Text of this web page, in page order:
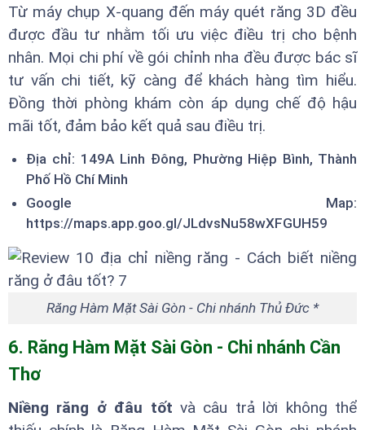
Từ máy chụp X-quang đến máy quét răng 3D đều
được đầu tư nhằm tối ưu việc điều trị cho bệnh
nhân. Mọi chi phí về gói chỉnh nha đều được bác sĩ
tư vấn chi tiết, kỹ càng để khách hàng tìm hiểu.
Đồng thời phòng khám còn áp dụng chế độ hậu
mãi tốt, đảm bảo kết quả sau điều trị.
Địa chỉ: 149A Linh Đông, Phường Hiệp Bình, Thành
Phố Hồ Chí Minh
Google Map:
https://maps.app.goo.gl/JLdvsNu58wXFGUH59
Răng Hàm Mặt Sài Gòn - Chi nhánh Thủ Đức *
6. Răng Hàm Mặt Sài Gòn - Chi nhánh Cần
Thơ
Niềng răng ở đâu tốt và câu trả lời không thể